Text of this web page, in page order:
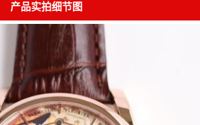
产品实拍细节图